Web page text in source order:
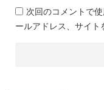
次回のコメントで
ールアドレス、サイト